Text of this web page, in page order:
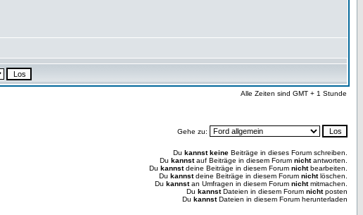
Alle Zeiten sind GMT + 1 Stunde
Gehe zu:
Du kannst keine Beiträge in dieses Forum schreiben.
Du kannstauf Beiträge in diesem Forum nichtantworten.
Du kannstdeine Beiträge in diesem Forum nichtbearbeiten.
Du kannstdeine Beiträge in diesem Forum nichtlöschen.
Du kannstan Umfragen in diesem Forum nichtmitmachen.
Du kannstDateien in diesem Forum nichtposten
Du kannstDateien in diesem Forum herunterladen